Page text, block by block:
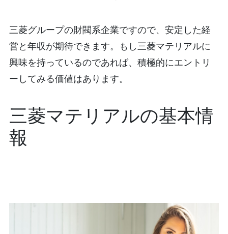
三菱グループの財閥系企業ですので、安定した経
営と年収が期待できます。もし三菱マテリアルに
興味を持っているのであれば、積極的にエントリ
ーしてみる価値はあります。
三菱マテリアルの基本情
報